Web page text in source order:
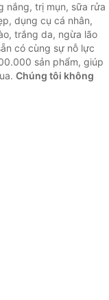
nắng, trị mụn, sữa rửa
dụng cụ cá nhân,
trắng da, ngừa lão
có cùng sự nỗ lực
sản phẩm, giúp
Chúng tôi không